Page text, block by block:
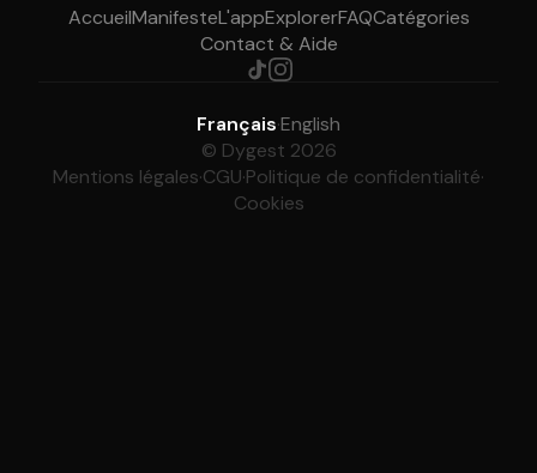
AccueilManifesteL'appExplorerFAQCatégories
Contact & Aide
Français·English
© Dygest 2026
Mentions légales·CGU·Politique de confidentialité·
Cookies